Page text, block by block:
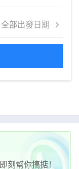
刻幫你搞掂！